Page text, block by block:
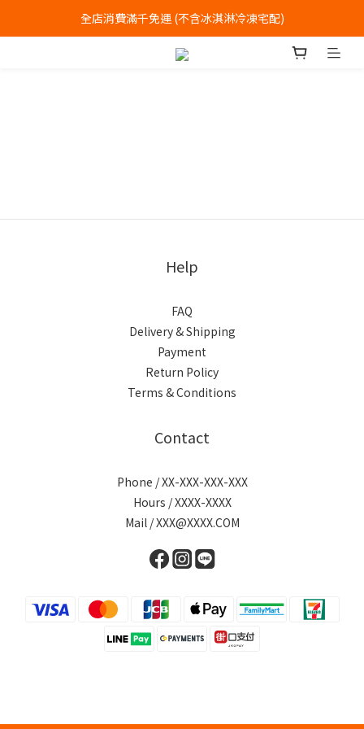
全店消費滿千免運 (不含冰淇淋冷凍宅配)
全店消費滿千免運 (不含冰淇淋冷凍宅配)
中式喜餅每消費滿一萬元，加贈2個一斤大餅
Help
FAQ
Delivery & Shipping
Payment
Return Policy
Terms & Conditions
Contact
Phone / XX-XXX-XXX-XXX
Hours / XXXX-XXXX
Mail / XXX@XXXX.COM